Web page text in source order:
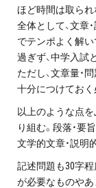
受
ほど時間は取られ
全体として、文章
でテンポよく解い
過ぎず、中学入試
ただし、文章量・
十分につけておく
以上のような点
り組む。段落・要
文学的文章・説明
記述問題も30字
が必要なものや